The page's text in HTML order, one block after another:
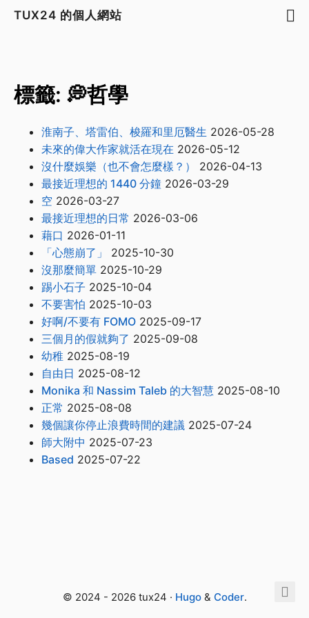
TUX24 的個人網站
標籤: 💭哲學
淮南子、塔雷伯、梭羅和里厄醫生 2026-05-28
未來的偉大作家就活在現在 2026-05-12
沒什麼娛樂（也不會怎麼樣？）
2026-04-13
最接近理想的 1440 分鐘 2026-03-29
空 2026-03-27
最接近理想的日常 2026-03-06
藉口 2026-01-11
「心態崩了」
2025-10-30
沒那麼簡單 2025-10-29
踢小石子 2025-10-04
不要害怕 2025-10-03
好啊/不要有 FOMO 2025-09-17
三個月的假就夠了 2025-09-08
幼稚 2025-08-19
自由日 2025-08-12
Monika 和 Nassim Taleb 的大智慧 2025-08-10
正常 2025-08-08
幾個讓你停止浪費時間的建議 2025-07-24
師大附中 2025-07-23
Based 2025-07-22
© 2024 - 2026 tux24 · Hugo& Coder.